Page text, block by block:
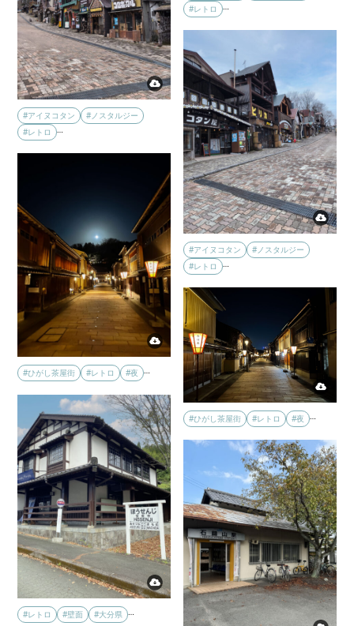
#レトロ
…
#アイヌコタン
#ノスタルジー
#レトロ
…
#アイヌコタン
#ノスタルジー
#レトロ
…
#ひがし茶屋街 #レトロ #夜 …
#ひがし茶屋街 #レトロ #夜
#レトロ #壁面 #大分県